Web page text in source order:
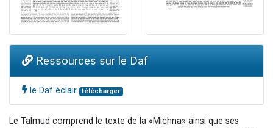
Ressources sur le Daf
le Daf éclair télécharger
Le Talmud comprend le texte de la «Michna» ainsi que ses